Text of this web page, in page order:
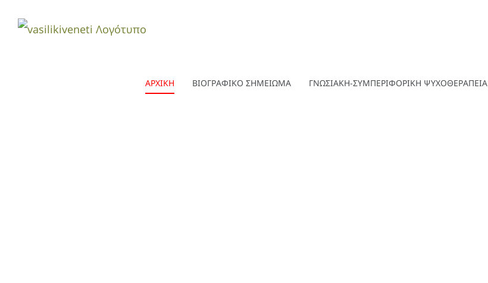
ΑΡΧΙΚΗ ΒΙΟΓΡΑΦΙΚΟ ΣΗΜΕΙΩΜΑ ΓΝΩΣΙΑΚΗ-ΣΥΜΠΕΡΙΦΟΡΙΚΗ ΨΥΧΟΘΕΡΑΠΕΙΑ